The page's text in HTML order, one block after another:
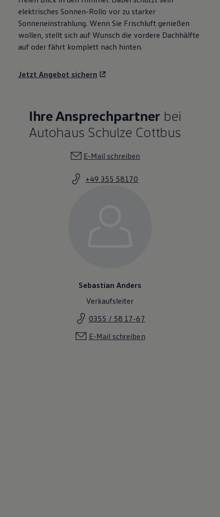
elektrisches Sonnen-Rollo vor zu starker
Sonneneinstrahlung. Wenn Sie Frischluft genießen
wollen, stellt sich auf Wunsch die vordere Dachhälfte
auf oder fährt komplett nach hinten.
Jetzt Angebot sichern
Ihre Ansprechpartner bei
Autohaus Schulze Cottbus
E-Mail schreiben
+49 355 58170
Sebastian Anders
Verkaufsleiter
0355 / 58 17-67
E-Mail schreiben